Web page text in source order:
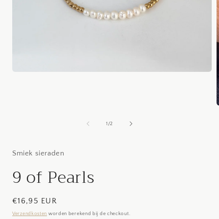
1 /van
2
Smiek sieraden
9 of Pearls
Normale
prijs
€16,95 EUR
Verzendkosten worden berekend bij de checkout.